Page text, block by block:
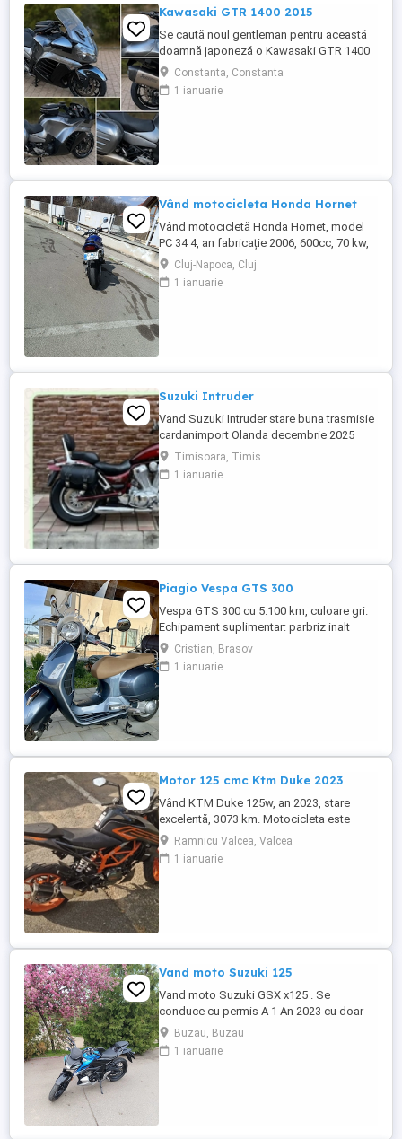
Kawasaki GTR 1400 2015
Se caută noul gentleman pentru această
doamnă japoneză o Kawasaki GTR 1400
care încă întoarce priviri și iubește
kilometrii. A fost răsfățată, întreținută la
timp și tratată cu respect. O dau doar
Constanta, Constanta
1 ianuarie
Vând motocicleta Honda Hornet
Vând motocicletă Honda Hornet, model
PC 34 4, an fabricație 2006, 600cc, 70 kw,
98 cp, inspecție tehnică valabilă până în
august 2027 . Preț 1900 euro
Cluj-Napoca, Cluj
1 ianuarie
Suzuki Intruder
Vand Suzuki Intruder stare buna trasmisie
cardanimport Olanda decembrie 2025
inmatriculat RO IN FEBRUARIE Nu raspund
la mesaje.Schimb cu ATV plus sau minus
diferenta
Timisoara, Timis
1 ianuarie
Piagio Vespa GTS 300
Vespa GTS 300 cu 5.100 km, culoare gri.
Echipament suplimentar: parbriz inalt
Faco (montat 2026), geanta portbagaj
Classic; prelungitor scarite pasager;
suspensie fata Bitubo si frane fata spate
Cristian, Brasov
1 ianuarie
Motor 125 cmc Ktm Duke 2023
Vând KTM Duke 125w, an 2023, stare
excelentă, 3073 km. Motocicleta este
ideală pentru începători sau pentru oraș.
Fără daune, lovituri!
Ramnicu Valcea, Valcea
1 ianuarie
Vand moto Suzuki 125
Vand moto Suzuki GSX x125 . Se
conduce cu permis A 1 An 2023 cu doar
5000km Stare impecabila , fara cazaturi
ITP valabil pana in noiembrie 2027 Revizii
si schimb de ulei in service autorizat
Buzau, Buzau
1 ianuarie